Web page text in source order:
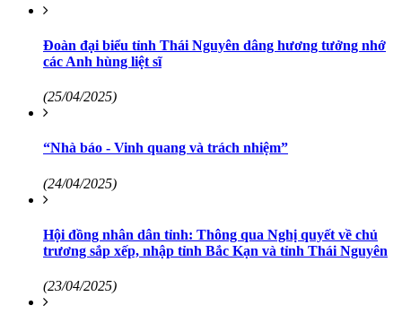
Đoàn đại biểu tỉnh Thái Nguyên dâng hương tưởng nhớ
các Anh hùng liệt sĩ
(25/04/2025)
“Nhà báo - Vinh quang và trách nhiệm”
(24/04/2025)
Hội đồng nhân dân tỉnh: Thông qua Nghị quyết về chủ
trương sắp xếp, nhập tỉnh Bắc Kạn và tỉnh Thái Nguyên
(23/04/2025)